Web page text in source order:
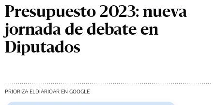
Presupuesto 2023: nueva
jornada de debate en
Diputados
PRIORIZA ELDIARIOAR EN GOOGLE